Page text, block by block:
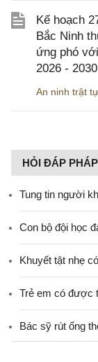
Kế hoạch
Bắc Ninh
ứng phó
2026 -
An ninh trật tự
HỎI ĐÁP
Tung tin người
Con bộ đội học
Khuyết tật nhẹ
Trẻ em có được
Bác sỹ rút ống